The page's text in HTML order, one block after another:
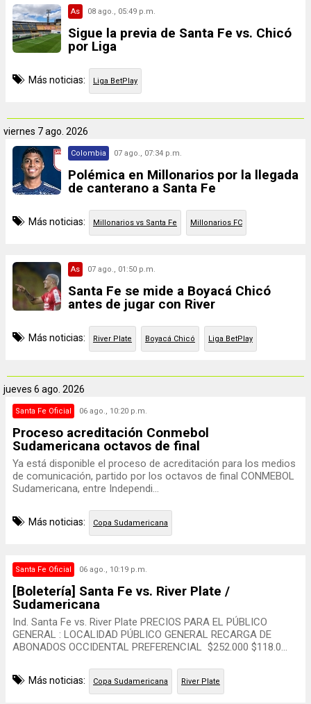
As 08 ago., 05:49 p.m.
Sigue la previa de Santa Fe vs. Chicó
por Liga
Más noticias: Liga BetPlay
viernes 7 ago. 2026
Colombia 07 ago., 07:34 p.m.
Polémica en Millonarios por la llegada
de canterano a Santa Fe
Más noticias: Millonarios vs Santa Fe Millonarios FC
As 07 ago., 01:50 p.m.
Santa Fe se mide a Boyacá Chicó
antes de jugar con River
Más noticias: River Plate Boyacá Chicó Liga BetPlay
jueves 6 ago. 2026
Santa Fe Oficial 06 ago., 10:20 p.m.
Proceso acreditación Conmebol
Sudamericana octavos de final
Ya está disponible el proceso de acreditación para los medios
de comunicación, partido por los octavos de final CONMEBOL
Sudamericana, entre Independi...
Más noticias: Copa Sudamericana
Santa Fe Oficial 06 ago., 10:19 p.m.
[Boletería] Santa Fe vs. River Plate /
Sudamericana
Ind. Santa Fe vs. River Plate PRECIOS PARA EL PÚBLICO
GENERAL : LOCALIDAD PÚBLICO GENERAL RECARGA DE
ABONADOS OCCIDENTAL PREFERENCIAL $252.000 $118.0...
Más noticias: Copa Sudamericana River Plate